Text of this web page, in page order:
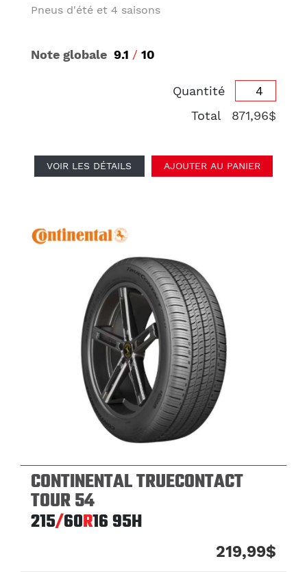
Pneus d'été et 4 saisons
Note globale 9.1 / 10
Quantité
Total
871,96$
VOIR LES DÉTAILS AJOUTER AU PANIER
CONTINENTAL TRUECONTACT
TOUR 54
215/60R1695H
219,99$